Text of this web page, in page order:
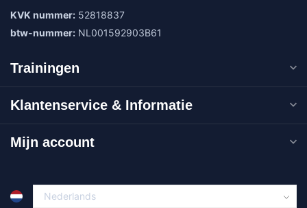
KVK nummer: 52818837
btw-nummer: NL001592903B61
Trainingen
Klantenservice & Informatie
Mijn account